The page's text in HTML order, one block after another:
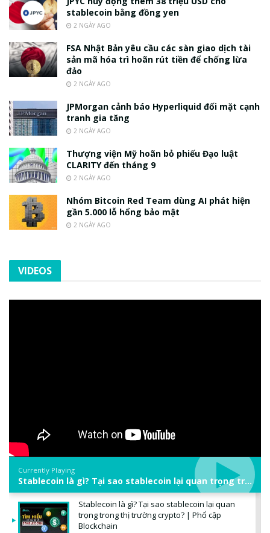
stablecoin bằng đồng yen
2 NGÀY AGO
FSA Nhật Bản yêu cầu các sàn giao dịch tài
sản mã hóa trì hoãn rút tiền để chống lừa
đảo
2 NGÀY AGO
JPMorgan cảnh báo Hyperliquid đối mặt cạnh
tranh gia tăng
2 NGÀY AGO
Thượng viện Mỹ hoãn bỏ phiếu Đạo luật
CLARITY đến tháng 9
2 NGÀY AGO
Nhóm Bitcoin Red Team dùng AI phát hiện
gần 5.000 lỗ hổng bảo mật
2 NGÀY AGO
VIDEOS
Currently Playing
Stablecoin là gì? Tại sao stablecoin lại quan trọng trong thị trường crypto? | Phổ cập Blockchain
Stablecoin là gì? Tại sao stablecoin lại quan
trọng trong thị trường crypto? | Phổ cập
Blockchain